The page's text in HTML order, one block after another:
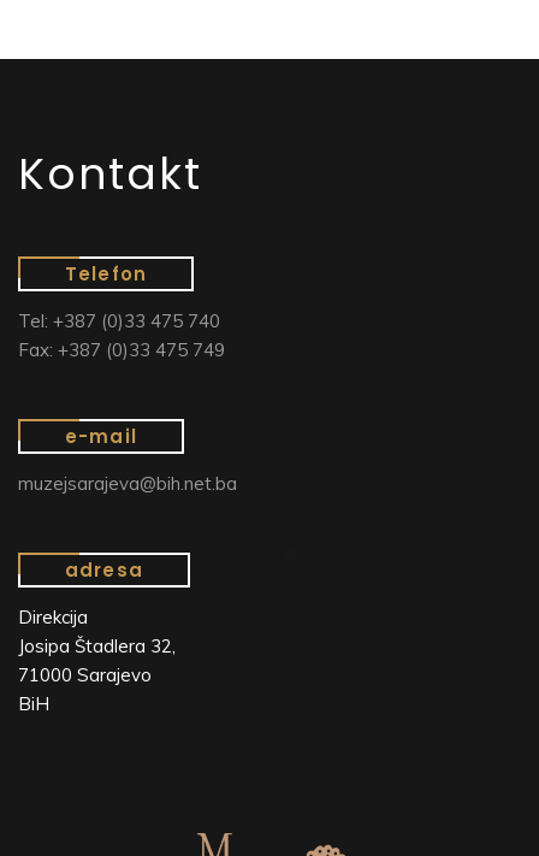
Kontakt
Telefon
Tel: +387 (0)33 475 740
Fax: +387 (0)33 475 749
e-mail
muzejsarajeva@bih.net.ba
adresa
Direkcija
Josipa Štadlera 32,
71000 Sarajevo
BiH